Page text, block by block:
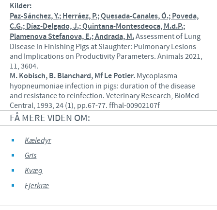
Kilder:
Paz-Sánchez, Y.; Herráez, P.; Quesada-Canales, Ó.; Poveda,
C.G.; Díaz-Delgado, J.; Quintana-Montesdeoca, M.d.P.;
Plamenova Stefanova, E.; Andrada, M.Assessment of Lung
Disease in Finishing Pigs at Slaughter: Pulmonary Lesions
and Implications on Productivity Parameters. Animals 2021,
11, 3604.
M. Kobisch, B. Blanchard, Mf Le Potier. Mycoplasma
hyopneumoniae infection in pigs: duration of the disease
and resistance to reinfection. Veterinary Research, BioMed
Central, 1993, 24 (1), pp.67-77. ffhal-00902107f
FÅ MERE VIDEN OM:
Kæledyr
Gris
Kvæg
Fjerkræ